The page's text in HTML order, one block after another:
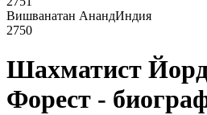
Вишванатан АнандИндия
2750
Шахматист
Форест -